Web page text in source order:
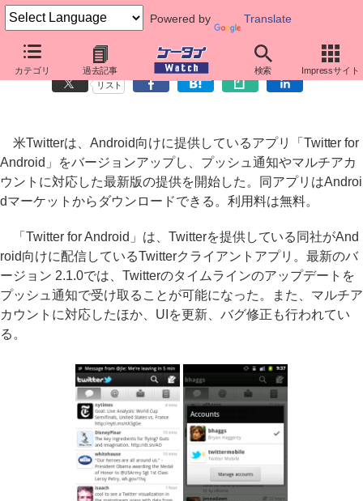
Powered by Translate
カテゴリ 過去記事 検索 Impressサイト
TwitterのAndroidアプリがプッシュ通知、マルチアカウント対応に
リスト
米Twitterは、Android向けに提供しているアプリ「Twitter for
Android」をバージョンアップし、プッシュ通知やマルチアカ
ウントに対応した最新版の提供を開始した。同アプリはAndroi
dマーケットからダウンロードできる。利用料は無料。
「Twitter for Android」は、Twitterを提供している同社がAnd
roid向けに配信しているTwitterクライアントアプリ。最新のバ
ージョン 2.1.0では、Twitterのタイムラインのアップデートを
プッシュ通知で受け取ることが可能になった。また、マルチア
カウントに対応したほか、UIを更新、バグ修正も行われてい
る。